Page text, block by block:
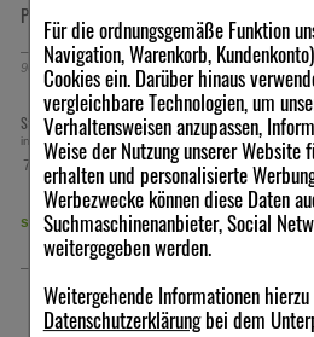
Für die ordnungsgemäße Funktion
Navigation, Warenkorb,
Cookies ein. Darüber hinaus
vergleichbare Technologien, um
Verhaltensweisen anzupassen,
Weise der Nutzung unserer Website
erhalten und personalisierte
Werbezwecke können diese Daten
Suchmaschinenanbieter, Social
weitergegeben werden.
Weitergehende Informationen
Datenschutzerklärungbei dem
PLANTAGO HUSTENSAFT
90 ml Sirup
6,78 €
Statt: 9,67 €²
inkl. MwSt zzgl. Versand
75,33 € pro 1 l
sofort lieferbar
20g
inkl.